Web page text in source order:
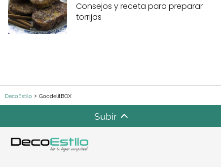
Consejos y receta para preparar
torrijas
DecoEstilo GoodelitBOX
Subir